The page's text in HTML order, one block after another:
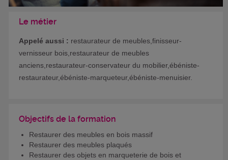
Le métier
Appelé aussi : restaurateur de meubles,finisseur-
vernisseur bois,restaurateur de meubles
anciens,restaurateur-conservateur du mobilier,ébéniste-
restaurateur,ébéniste-marqueteur,ébéniste-menuisier.
Objectifs de la formation
Restaurer des meubles en bois massif
Restaurer des meubles plaqués
Restaurer des objets en marqueterie de bois et